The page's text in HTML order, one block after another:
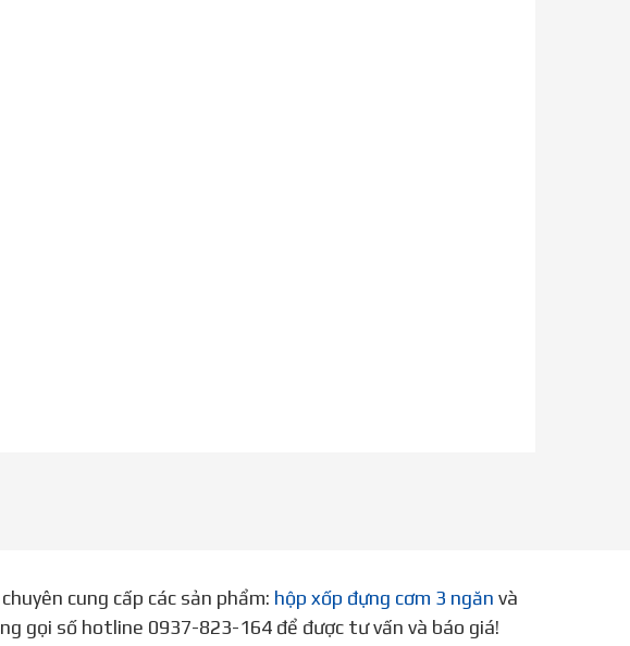
cung cấp các sản phẩm: hộp xốp đựng cơm 3 ngăn và
gọi số hotline 0937-823-164 để được tư vấn và báo giá!